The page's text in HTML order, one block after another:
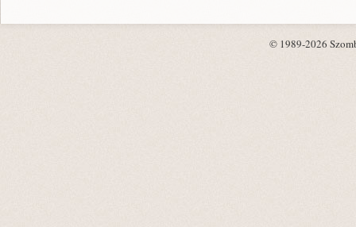
© 1989-2026